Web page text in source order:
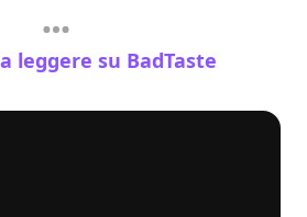
leggere su BadTaste